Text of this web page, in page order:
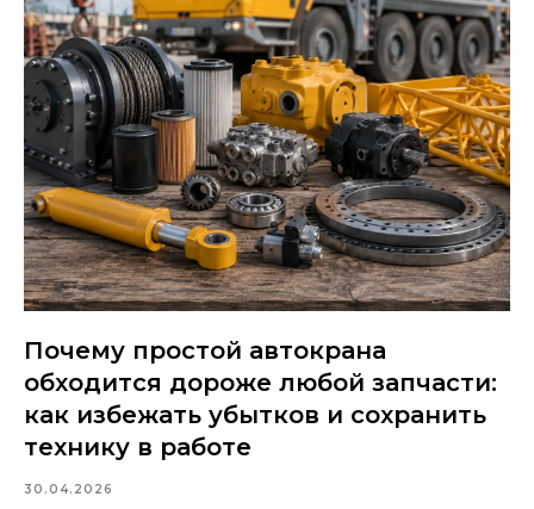
Почему простой автокрана
обходится дороже любой запчасти:
как избежать убытков и сохранить
технику в работе
30.04.2026